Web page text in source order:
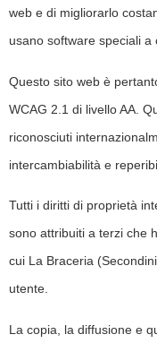
web e di migliorarlo
usano software speciali a
Questo sito web è
WCAG 2.1 di livello AA.
riconosciuti
intercambiabilità e
Tutti i diritti di proprietà
sono attribuiti a terzi che
cui La Braceria
utente.
La copia, la diffusione e